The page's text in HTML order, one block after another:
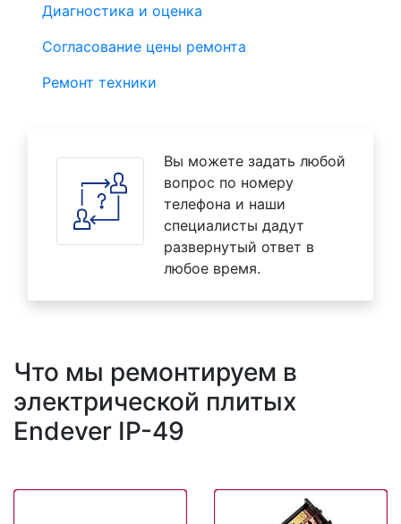
Диагностика и оценка
Согласование цены ремонта
Ремонт техники
Вы можете задать любой
вопрос по номеру
телефона и наши
специалисты дадут
развернутый ответ в
любое время.
Что мы ремонтируем в
электрической плитых
Endever IP-49